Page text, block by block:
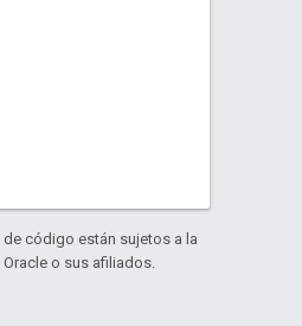
de código están sujetos a la
Oracle o sus afiliados.